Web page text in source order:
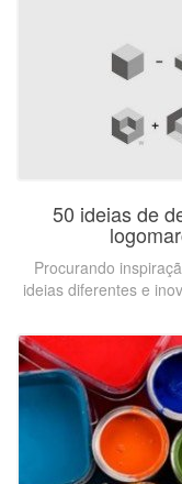
50 ideias de
Procurando
ideias diferentes e